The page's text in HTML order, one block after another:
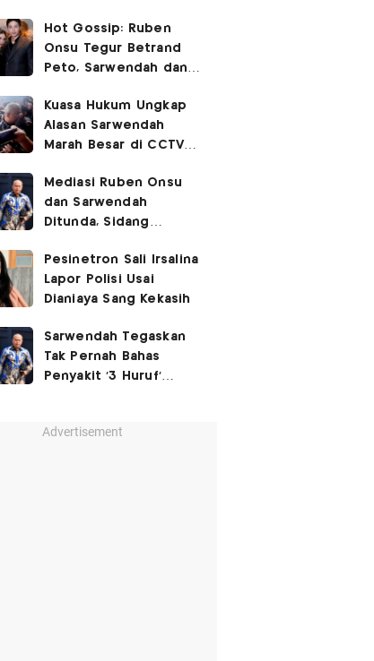
Hot Gossip: Ruben
Onsu Tegur Betrand
Peto, Sarwendah dan
Kemesraan
Kuasa Hukum Ungkap
Alasan Sarwendah
Marah Besar di CCTV
Kecewa Mendalam
Mediasi Ruben Onsu
dan Sarwendah
Ditunda, Sidang
Pesinetron Sali Irsalina
Lapor Polisi Usai
Dianiaya Sang Kekasih
Sarwendah Tegaskan
Tak Pernah Bahas
Penyakit '3 Huruf'
Advertisement